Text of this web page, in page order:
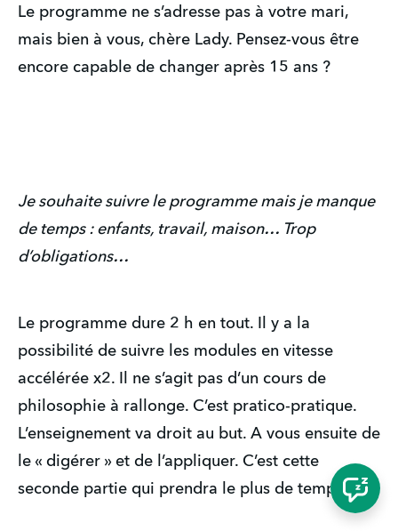
Le programme ne s’adresse pas à votre mari,
mais bien à vous, chère Lady. Pensez-vous être
encore capable de changer après 15 ans ?
Je souhaite suivre le programme mais je manque
de temps : enfants, travail, maison… Trop
d’obligations…
Le programme dure 2 h en tout. Il y a la
possibilité de suivre les modules en vitesse
accélérée x2. Il ne s’agit pas d’un cours de
philosophie à rallonge. C’est pratico-pratique.
L’enseignement va droit au but. A vous ensuite de
le « digérer » et de l’appliquer. C’est cette
seconde partie qui prendra le plus de temps.